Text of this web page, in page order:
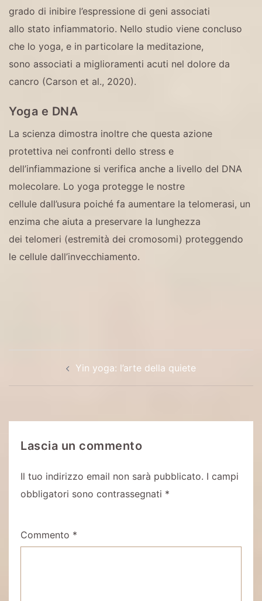
grado di inibire l’espressione di geni associati
allo stato infiammatorio. Nello studio viene concluso
che lo yoga, e in particolare la meditazione,
sono associati a miglioramenti acuti nel dolore da
cancro (Carson et al., 2020).
Yoga e DNA
La scienza dimostra inoltre che questa azione
protettiva nei confronti dello stress e
dell’infiammazione si verifica anche a livello del DNA
molecolare. Lo yoga protegge le nostre
cellule dall’usura poiché fa aumentare la telomerasi, un
enzima che aiuta a preservare la lunghezza
dei telomeri (estremità dei cromosomi) proteggendo
le cellule dall’invecchiamento.
Yin yoga: l’arte della quiete
Lascia un commento
Il tuo indirizzo email non sarà pubblicato. I campi
obbligatori sono contrassegnati *
Commento *